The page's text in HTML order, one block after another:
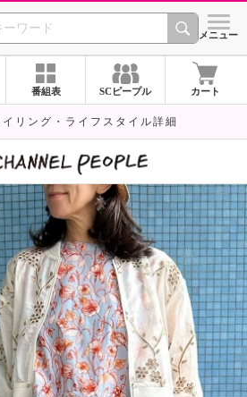
CHANNEL シメニュー
番組表 SCピープル カート
イリング・ライフスタイル詳細